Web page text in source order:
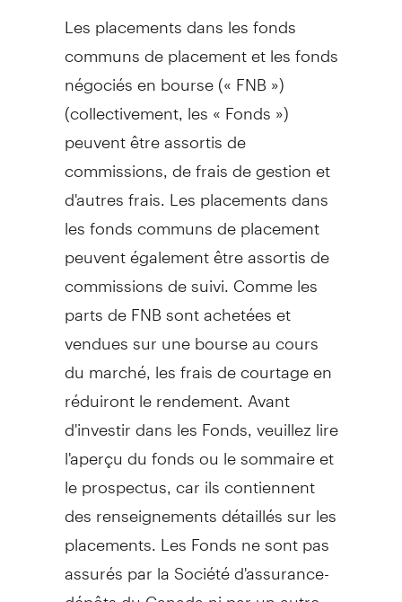
Les placements dans les fonds
communs de placement et les fonds
négociés en bourse (« FNB »)
(collectivement, les « Fonds »)
peuvent être assortis de
commissions, de frais de gestion et
d'autres frais. Les placements dans
les fonds communs de placement
peuvent également être assortis de
commissions de suivi. Comme les
parts de FNB sont achetées et
vendues sur une bourse au cours
du marché, les frais de courtage en
réduiront le rendement. Avant
d'investir dans les Fonds, veuillez lire
l'aperçu du fonds ou le sommaire et
le prospectus, car ils contiennent
des renseignements détaillés sur les
placements. Les Fonds ne sont pas
assurés par la Société d'assurance-
dépôts du Canada ni par un autre